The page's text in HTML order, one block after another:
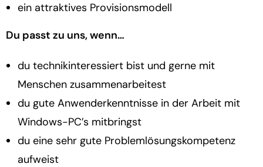
ein attraktives Provisionsmodell
Du passt zu uns, wenn…
du technikinteressiert bist und gerne mit
Menschen zusammenarbeitest
du gute Anwenderkenntnisse in der Arbeit mit
Windows-PC’s mitbringst
du eine sehr gute Problemlösungskompetenz
aufweist